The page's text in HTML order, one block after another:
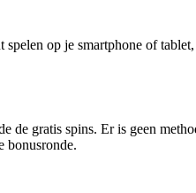
op je smartphone of
de gratis spins. Er is geen
bonusronde.